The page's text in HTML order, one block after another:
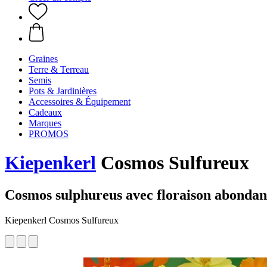
Graines
Terre & Terreau
Semis
Pots & Jardinières
Accessoires & Équipement
Cadeaux
Marques
PROMOS
Kiepenkerl Cosmos Sulfureux
Cosmos sulphureus avec floraison
Kiepenkerl Cosmos Sulfureux